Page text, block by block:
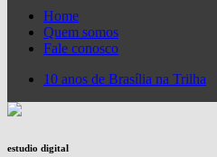
Home
Quem somos
Fale conosco
10 anos de Brasília na Trilha
estudio digital